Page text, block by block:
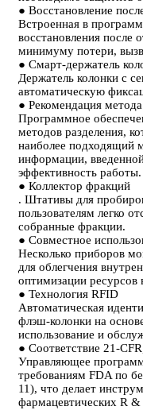
● Восстановление
Встроенная в
восстановления после
минимуму потери,
● Смарт-держатель
Держатель колонки с
автоматическую
● Рекомендация
Программное
методов разделения,
наиболее подходящий
информации,
эффективность работы.
● Коллектор фракций
. Штативы для
пользователям легко
собранные фракции.
● Совместное
Несколько приборов
для облегчения
оптимизации ресурсов
● Технология RFID
Автоматическая
флэш-колонки на
использование и
● Соответствие 21-
Управляющее
требованиям FDA по
11), что делает
фармацевтических R